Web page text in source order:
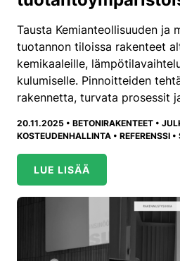
Tausta Kemianteollisuuden ja
tuotannon tiloissa rakenteet
kemikaaleille,
kulumiselle. Pinnoitteiden
rakennetta, turvata prosessit
20.11.2025 • BETONIRAKENTEET •
KOSTEUDENHALLINTA • REFERENSSI •
LUE LISÄÄ